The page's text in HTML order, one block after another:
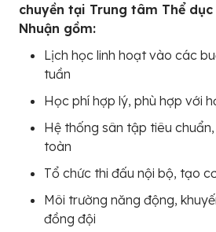
chuyền tại Trung tâm Thể dục
Nhuận gồm:
Lịch học linh hoạt vào các
tuần
Học phí hợp lý, phù hợp với
Hệ thống sân tập tiêu
toàn
Tổ chức thi đấu nội bộ, tạo
Môi trường năng động,
đồng đội